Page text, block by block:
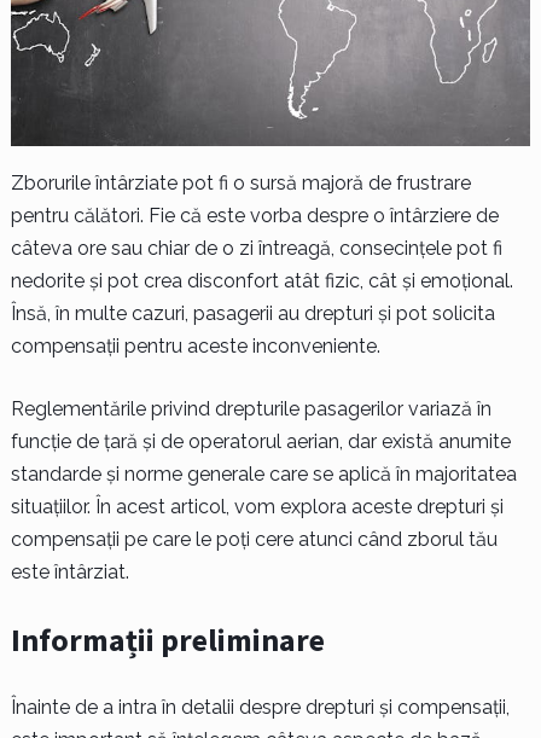
Zborurile întârziate pot fi o sursă majoră de frustrare
pentru călători. Fie că este vorba despre o întârziere de
câteva ore sau chiar de o zi întreagă, consecințele pot fi
nedorite și pot crea disconfort atât fizic, cât și emoțional.
Însă, în multe cazuri, pasagerii au drepturi și pot solicita
compensații pentru aceste inconveniente.
Reglementările privind drepturile pasagerilor variază în
funcție de țară și de operatorul aerian, dar există anumite
standarde și norme generale care se aplică în majoritatea
situațiilor. În acest articol, vom explora aceste drepturi și
compensații pe care le poți cere atunci când zborul tău
este întârziat.
Informații preliminare
Înainte de a intra în detalii despre drepturi și compensații,